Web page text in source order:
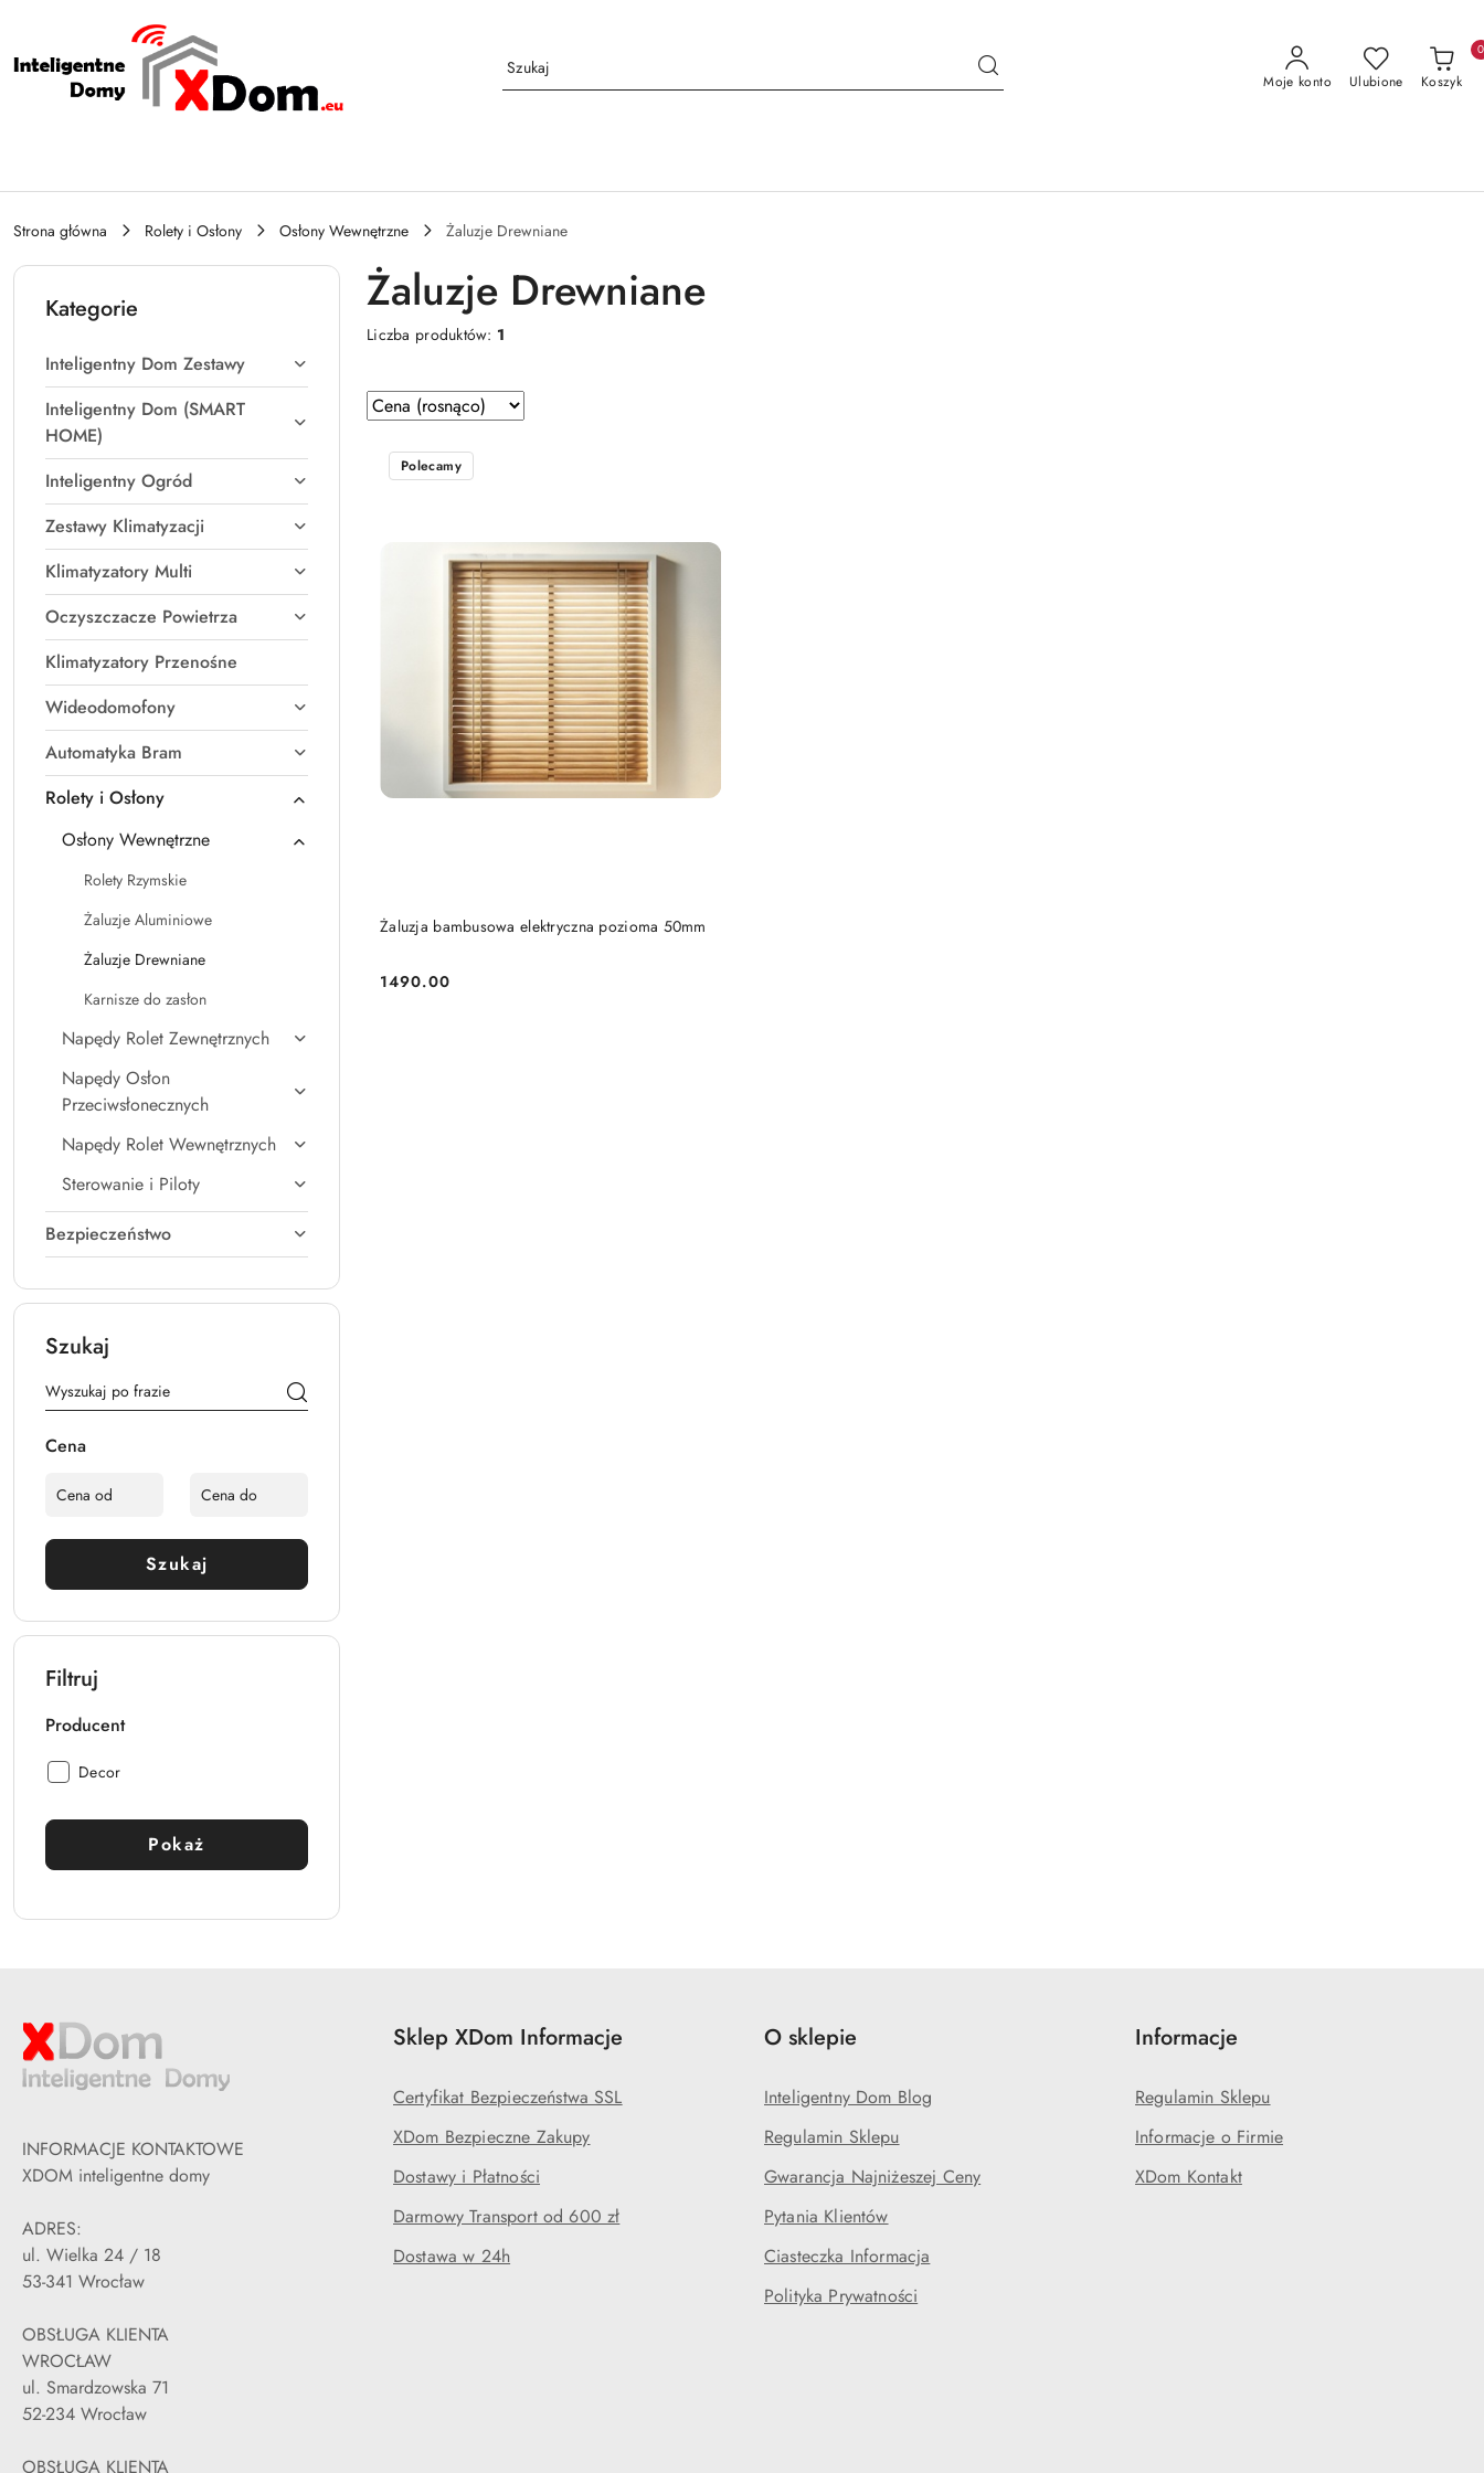
Przejdź do treści głównej
Przejdź do wyszukiwarki
Przejdź do moje konto
Przejdź do menu głównego
Przejdź do stopki
Moje konto Ulubione Koszyk
0
Strona główna Rolety i Osłony Osłony Wewnętrzne Żaluzje Drewniane
Kategorie
Inteligentny Dom Zestawy
Inteligentny Dom (SMART
HOME)
Inteligentny Ogród
Zestawy Klimatyzacji
Klimatyzatory Multi
Oczyszczacze Powietrza
Klimatyzatory Przenośne
Wideodomofony
Automatyka Bram
Rolety i Osłony
Osłony Wewnętrzne
Rolety Rzymskie
Żaluzje Aluminiowe
Żaluzje Drewniane
Karnisze do zasłon
Napędy Rolet Zewnętrznych
Napędy Osłon
Przeciwsłonecznych
Napędy Rolet Wewnętrznych
Sterowanie i Piloty
Bezpieczeństwo
Szukaj
Cena
Szukaj
Filtruj
Producent
Producent:
Decor
Pokaż
Żaluzje Drewniane
Liczba produktów: 1
Zastosowano
sortowanie:
Cena
(rosnąco).
Sortuj
według
Żaluzja bambusowa elektryczna pozioma 50mm
Cena:
1490.00
Polecamy
DODAJ DO KOSZYKA
INFORMACJE KONTAKTOWE
XDOM inteligentne domy
ADRES:
ul. Wielka 24 / 18
53-341 Wrocław
OBSŁUGA KLIENTA
WROCŁAW
ul. Smardzowska 71
52-234 Wrocław
OBSŁUGA KLIENTA
Sklep XDom Informacje
Certyfikat Bezpieczeństwa SSL
XDom Bezpieczne Zakupy
Dostawy i Płatności
Darmowy Transport od 600 zł
Dostawa w 24h
O sklepie
Inteligentny Dom Blog
Regulamin Sklepu
Gwarancja Najniżeszej Ceny
Pytania Klientów
Ciasteczka Informacja
Polityka Prywatności
Informacje
Regulamin Sklepu
Informacje o Firmie
XDom Kontakt